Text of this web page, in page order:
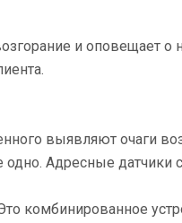
и оповещает о
выявляют очаги
Адресные датчики
комбинированное